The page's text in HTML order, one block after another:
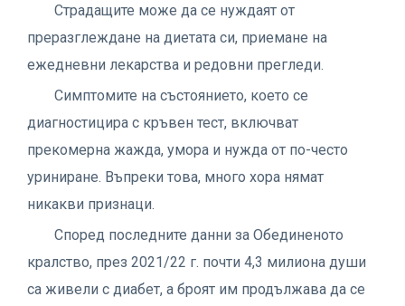
Страдащите може да се нуждаят от
преразглеждане на диетата си, приемане на
ежедневни лекарства и редовни прегледи.
Симптомите на състоянието, което се
диагностицира с кръвен тест, включват
прекомерна жажда, умора и нужда от по-често
уриниране. Въпреки това, много хора нямат
никакви признаци.
Според последните данни за Обединеното
кралство, през 2021/22 г. почти 4,3 милиона души
са живели с диабет, а броят им продължава да се